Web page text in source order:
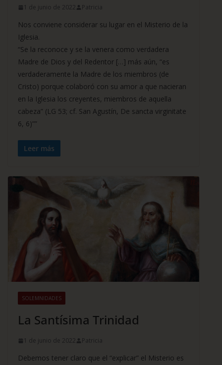
1 de junio de 2022 Patricia
Nos conviene considerar su lugar en el Misterio de la
Iglesia.
“Se la reconoce y se la venera como verdadera
Madre de Dios y del Redentor […] más aún, “es
verdaderamente la Madre de los miembros (de
Cristo) porque colaboró con su amor a que nacieran
en la Iglesia los creyentes, miembros de aquella
cabeza” (LG 53; cf. San Agustín, De sancta virginitate
6, 6)””
Leer más
SOLEMNIDADES
La Santísima Trinidad
1 de junio de 2022 Patricia
Debemos tener claro que el “explicar” el Misterio es